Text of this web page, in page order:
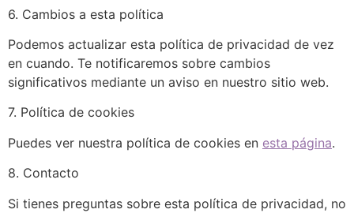
6. Cambios a esta política
Podemos actualizar esta política de privacidad de vez
en cuando. Te notificaremos sobre cambios
significativos mediante un aviso en nuestro sitio web.
7. Política de cookies
Puedes ver nuestra política de cookies en esta página.
8. Contacto
Si tienes preguntas sobre esta política de privacidad, no